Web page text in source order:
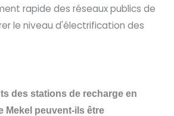
rapide des réseaux publics de
le niveau d'électrification des
des stations de recharge en
Mekel peuvent-ils être